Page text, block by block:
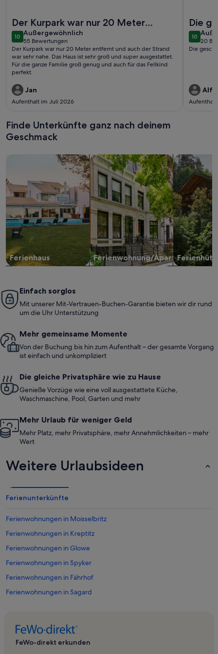
Der Kurpark war nur 20 Meter
entfernt und auch der Strand war
sehr nahe. Das Haus ist sehr groß un..
1010 von 10
Außergewöhnlich
außergewöhnlich
55 Bewertungen
(55
bewertungen)
Der Kurpark war nur 20 Meter entfernt und auch der Strand
war sehr nahe. Das Haus ist sehr groß und super ausgestattet.
Für die ganze Familie groß genug und auch für das Fellkind
perfekt.
Jan
Aufenthalt im Juli 2026
Die
Lage
1010 von
20
(20
Die
Finde Unterkünfte ganz nach deinem
Geschmack
Ferienhaus
Suche nach Ferienhäusern
Ferienwohnung/Apartment
Suche nach Ferienwohnungen oder
Suche nach
Einfach sorglos
Mit unserer Mit-Vertrauen-Buchen-Garantie bieten wir dir rund
um die Uhr Unterstützung
Mehr gemeinsame Momente
Von der Buchung bis hin zum Aufenthalt – der gesamte Vorgang
ist einfach und unkompliziert
Die gleiche Privatsphäre wie zu Hause
Genieße Vorzüge wie eine voll ausgestattete Küche,
Waschmaschine, Pool, Garten und mehr
Mehr Urlaub für weniger Geld
Mehr Platz, mehr Privatsphäre, mehr Annehmlichkeiten – mehr
Wert
Weitere Urlaubsideen
Ferienunterkünfte
Ferienwohnungen in Moisselbritz
Ferienwohnungen in Kreptitz
Ferienwohnungen in Glowe
Ferienwohnungen in Spyker
Ferienwohnungen in Fährhof
Ferienwohnungen in Sagard
Ferienwohnungen in Trent
FeWo-direkt erkunden